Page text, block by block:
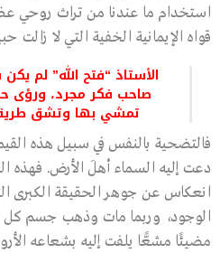
استخدام ما عندنا من تراث روحي
قواه الإيمانية الخفية التي لا
الأستاذ “فتح الله” لم
صاحب فكر مجرد، ورؤى
تمشي بها وتشق
فالتضحية بالنفس في سبيل هذه
دعت إليه السماء أهلَ الأرض. فهذه
انعكاس عن جوهر الحقيقة الكبرى
الوجود، وربما مات وذهب جسم كل
مضيئًا مشعًّا يلفت إليه بشعاعه